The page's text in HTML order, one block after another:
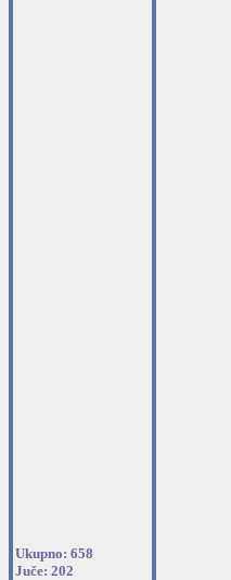
Ukupno: 658
Juče: 202